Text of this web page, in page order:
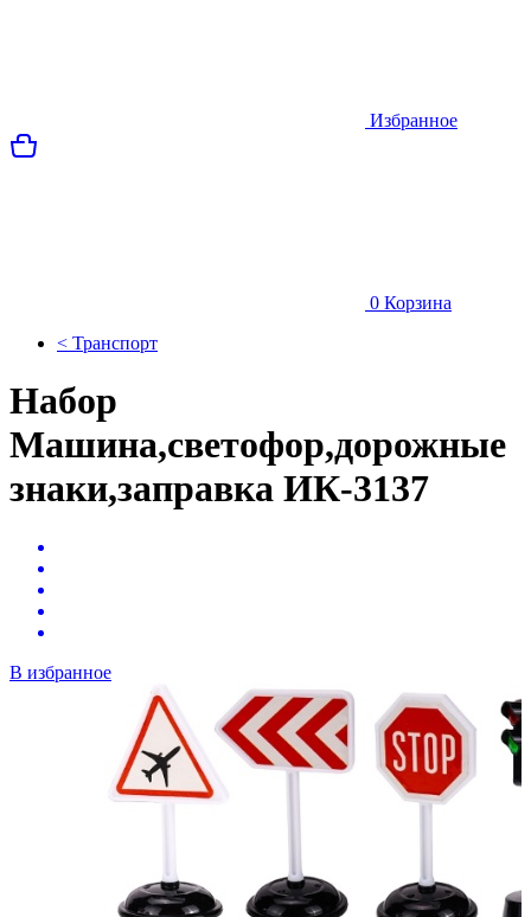
Избранное
0 Корзина
< Транспорт
Набор
Машина,светофор,дорожные
знаки,заправка ИК-3137
В избранное